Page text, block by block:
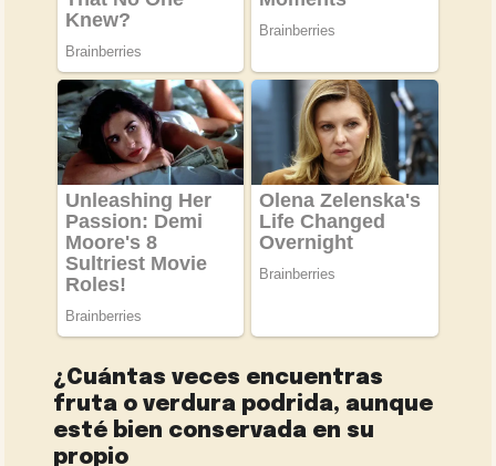
¿Cuántas veces encuentras
fruta o verdura podrida, aunque
esté bien conservada en su
propio